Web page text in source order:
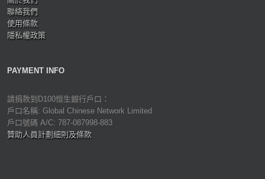
聯絡我們
使用條款
隱私權政策
PAYMENT INFO
請捐款到D100恒生銀行戶口：
戶口名稱: Global Chinese Network Limited
戶口號碼 A/C: 787-087998-883
贊助人員計劃細則及條款